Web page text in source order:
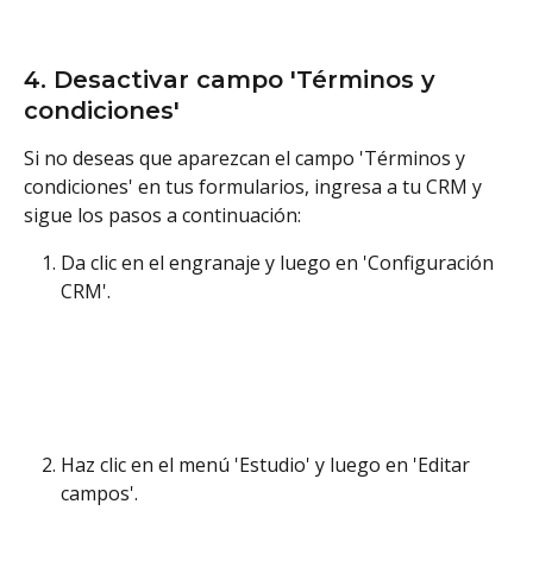
4. Desactivar campo 'Términos y
condiciones'
Si no deseas que aparezcan el campo 'Términos y
condiciones' en tus formularios, ingresa a tu CRM y
sigue los pasos a continuación:
Da clic en el engranaje y luego en 'Configuración
CRM'.
Haz clic en el menú 'Estudio' y luego en 'Editar
campos'.